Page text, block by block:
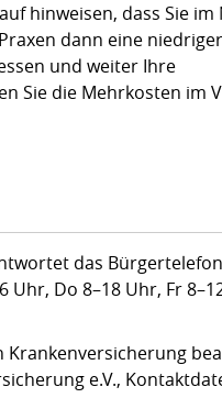
hinweisen, dass Sie
dann eine
und weiter Ihre
Sie die Mehrkosten im
das
Do 8–18 Uhr, Fr
Krankenversicherung
e.V.,